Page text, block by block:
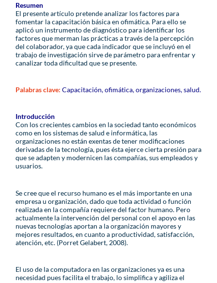
Resumen
El presente artículo pretende analizar los factores para
fomentar la capacitación básica en ofimática. Para ello se
aplicó un instrumento de diagnóstico para identificar los
factores que merman las prácticas a través de la percepción
del colaborador, ya que cada indicador que se incluyó en el
trabajo de investigación sirve de parámetro para enfrentar y
canalizar toda dificultad que se presente.
Palabras clave: Capacitación, ofimática, organizaciones, salud.
Introducción
Con los crecientes cambios en la sociedad tanto económicos
como en los sistemas de salud e informática, las
organizaciones no están exentas de tener modificaciones
derivadas de la tecnología, pues ésta ejerce cierta presión para
que se adapten y modernicen las compañías, sus empleados y
usuarios.
Se cree que el recurso humano es el más importante en una
empresa u organización, dado que toda actividad o función
realizada en la compañía requiere del factor humano. Pero
actualmente la intervención del personal con el apoyo en las
nuevas tecnologías aportan a la organización mayores y
mejores resultados, en cuanto a productividad, satisfacción,
atención, etc. (Porret Gelabert, 2008).
El uso de la computadora en las organizaciones ya es una
necesidad pues facilita el trabajo, lo simplifica y agiliza el